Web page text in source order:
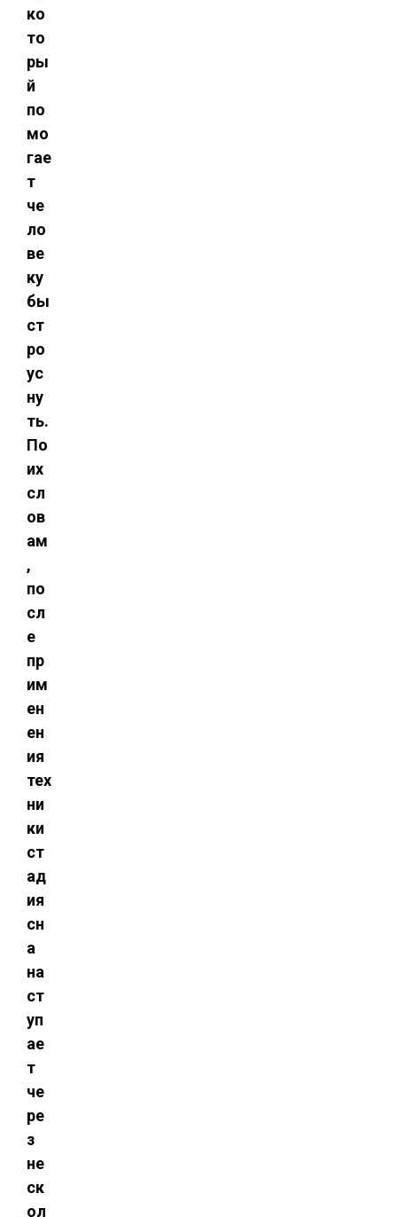
ко
то
ры
й
по
мо
гае
т
че
ло
ве
ку
бы
ст
ро
ус
ну
ть.
По
их
сл
ов
ам
,
по
сл
е
пр
им
ен
ен
ия
тех
ни
ки
ст
ад
ия
сн
а
на
ст
уп
ае
т
че
ре
з
не
ск
ол